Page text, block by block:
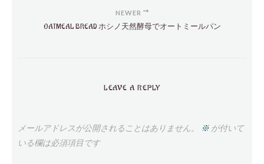
NEWER
OATMEAL BREAD ホシノ天然酵母でオートミールパン
LEAVE A REPLY
メールアドレスが公開されることはありません。 ※が付いて
いる欄は必須項目です